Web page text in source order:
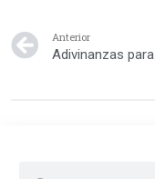
Anterior